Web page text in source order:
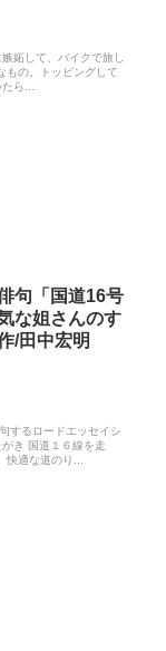
妬して、バイクで旅し
もの。トッピングして
ら...
句「国道16号
な姐さんのす
/田中宏明
するロードエッセイシ
き 国道１６線を走
適な道のり...